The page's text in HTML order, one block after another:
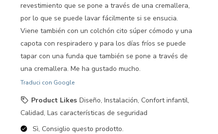
revestimiento que se pone a través de una cremallera,
por lo que se puede lavar fácilmente si se ensucia.
Viene también con un colchón cito súper cómodo y una
capota con respiradero y para los días fríos se puede
tapar con una funda que también se pone a través de
una cremallera. Me ha gustado mucho.
Traduci con Google
Product Likes Diseño, Instalación, Confort infantil,
Calidad, Las características de seguridad
Sì, Consiglio questo prodotto.